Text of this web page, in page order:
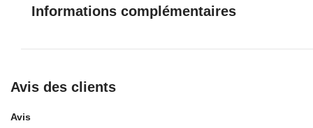
Caractéristiques
Poids (kg): 0.001
Informations complémentaires
Avis des clients
Avis